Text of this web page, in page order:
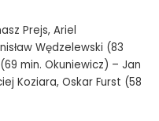
Prejs, Ariel
Wędzelewski (83
min. Okuniewicz) – Jan
Koziara, Oskar Furst (58